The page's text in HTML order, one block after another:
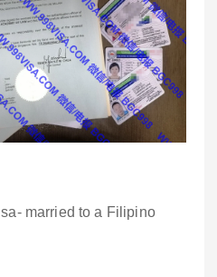
married to a Filipino